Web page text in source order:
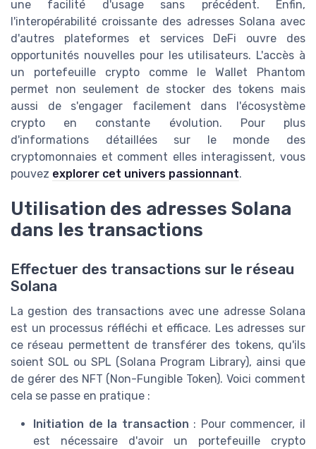
une facilité d'usage sans précédent. Enfin,
l'interopérabilité croissante des adresses Solana avec
d'autres plateformes et services DeFi ouvre des
opportunités nouvelles pour les utilisateurs. L'accès à
un portefeuille crypto comme le Wallet Phantom
permet non seulement de stocker des tokens mais
aussi de s'engager facilement dans l'écosystème
crypto en constante évolution. Pour plus
d'informations détaillées sur le monde des
cryptomonnaies et comment elles interagissent, vous
pouvez explorer cet univers passionnant.
Utilisation des adresses Solana
dans les transactions
Effectuer des transactions sur le réseau
Solana
La gestion des transactions avec une adresse Solana
est un processus réfléchi et efficace. Les adresses sur
ce réseau permettent de transférer des tokens, qu'ils
soient SOL ou SPL (Solana Program Library), ainsi que
de gérer des NFT (Non-Fungible Token). Voici comment
cela se passe en pratique :
Initiation de la transaction : Pour commencer, il
est nécessaire d'avoir un portefeuille crypto